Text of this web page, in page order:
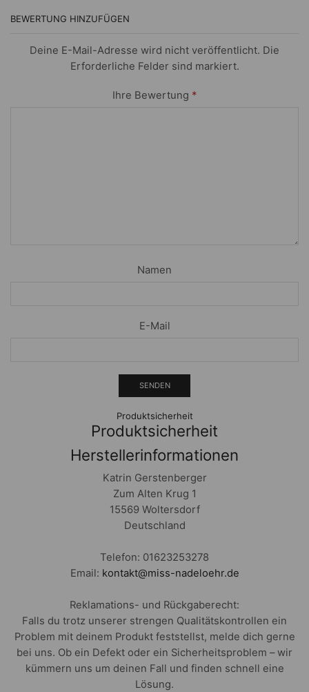
BEWERTUNG HINZUFÜGEN
Deine E-Mail-Adresse wird nicht veröffentlicht. Die
Erforderliche Felder sind markiert.
Ihre Bewertung *
Namen
E-Mail
Produktsicherheit
Produktsicherheit
Herstellerinformationen
Katrin Gerstenberger
Zum Alten Krug 1
15569 Woltersdorf
Deutschland
Telefon: 01623253278
Email: kontakt@miss-nadeloehr.de
Reklamations- und Rückgaberecht:
Falls du trotz unserer strengen Qualitätskontrollen ein
Problem mit deinem Produkt feststellst, melde dich gerne
bei uns. Ob ein Defekt oder ein Sicherheitsproblem – wir
kümmern uns um deinen Fall und finden schnell eine
Lösung.